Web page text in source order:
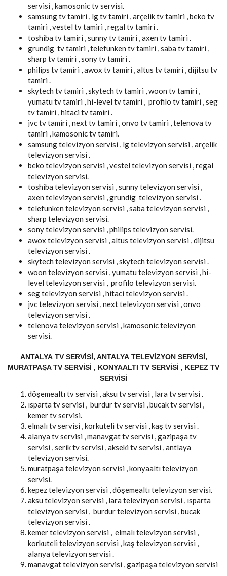
servisi , kamosonic tv servisi.
samsung tv tamiri , lg tv tamiri , arçelik tv tamiri , beko tv
tamiri , vestel tv tamiri , regal tv tamiri .
toshiba tv tamiri , sunny tv tamiri , axen tv tamiri .
grundig tv tamiri , telefunken tv tamiri , saba tv tamiri ,
sharp tv tamiri , sony tv tamiri .
philips tv tamiri , awox tv tamiri , altus tv tamiri , dijitsu tv
tamiri .
skytech tv tamiri , skytech tv tamiri , woon tv tamiri ,
yumatu tv tamiri , hi-level tv tamiri , profilo tv tamiri , seg
tv tamiri , hitaci tv tamiri .
jvc tv tamiri , next tv tamiri , onvo tv tamiri , telenova tv
tamiri , kamosonic tv tamiri.
samsung televizyon servisi , lg televizyon servisi , arçelik
televizyon servisi .
beko televizyon servisi , vestel televizyon servisi , regal
televizyon servisi.
toshiba televizyon servisi , sunny televizyon servisi ,
axen televizyon servisi , grundig televizyon servisi .
telefunken televizyon servisi , saba televizyon servisi ,
sharp televizyon servisi.
sony televizyon servisi , philips televizyon servisi.
awox televizyon servisi , altus televizyon servisi , dijitsu
televizyon servisi .
skytech televizyon servisi , skytech televizyon servisi .
woon televizyon servisi , yumatu televizyon servisi , hi-
level televizyon servisi , profilo televizyon servisi.
seg televizyon servisi , hitaci televizyon servisi .
jvc televizyon servisi , next televizyon servisi , onvo
televizyon servisi .
telenova televizyon servisi , kamosonic televizyon
servisi.
ANTALYA TV SERVISI, ANTALYA TELEVIZYON SERVISI,
MURATPAŞA TV SERVISI , KONYAALTI TV SERVISI , KEPEZ TV
SERVISI
döşemealtı tv servisi , aksu tv servisi , lara tv servisi .
ısparta tv servisi , burdur tv servisi , bucak tv servisi ,
kemer tv servisi.
elmalı tv servisi , korkuteli tv servisi , kaş tv servisi .
alanya tv servisi , manavgat tv servisi , gazipaşa tv
servisi , serik tv servisi , akseki tv servisi , antlaya
televizyon servisi.
muratpaşa televizyon servisi , konyaaltı televizyon
servisi.
kepez televizyon servisi , döşemealtı televizyon servisi.
aksu televizyon servisi , lara televizyon servisi , ısparta
televizyon servisi , burdur televizyon servisi , bucak
televizyon servisi .
kemer televizyon servisi , elmalı televizyon servisi ,
korkuteli televizyon servisi , kaş televizyon servisi ,
alanya televizyon servisi .
manavgat televizyon servisi , gazipaşa televizyon servisi